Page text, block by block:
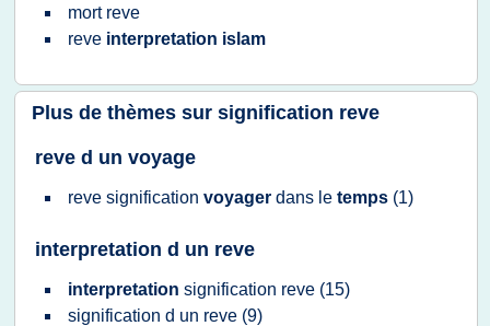
mort reve
reve interpretation islam
Plus de thèmes sur signification reve
reve d un voyage
reve signification voyager dans le temps (1)
interpretation d un reve
interpretation signification reve (15)
signification d un reve (9)